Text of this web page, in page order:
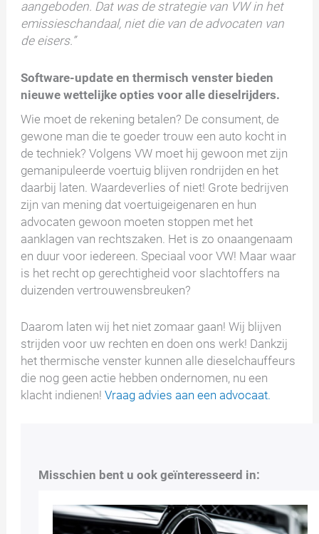
aangeboden. Dat was de strategie van VW in het
emissieschandaal, niet die van de advocaten van
de eisers.”
Software-update en thermisch venster bieden
nieuwe wettelijke opties voor alle dieselrijders.
Wie moet de rekening betalen? De consument, de
gewone man die te goeder trouw een auto kocht in
de techniek? Volgens VW moet hij gewoon met zijn
gemanipuleerde voertuig blijven rondrijden en het
daarbij laten. Waardeverlies of niet! Grote bedrijven
zijn van mening dat voertuigeigenaren en hun
advocaten gewoon moeten stoppen met het
aanklagen van rechtszaken. Het is zo onaangenaam
en duur voor iedereen. Speciaal voor VW! Maar waar
is het recht op gerechtigheid voor slachtoffers na
duizenden vertrouwensbreuken?
Daarom laten wij het niet zomaar gaan! Wij blijven
strijden voor uw rechten en doen ons werk! Dankzij
het thermische venster kunnen alle dieselchauffeurs
die nog geen actie hebben ondernomen, nu een
klacht indienen!Vraag advies aan een advocaat.
Misschien bent u ook geïnteresseerd in: